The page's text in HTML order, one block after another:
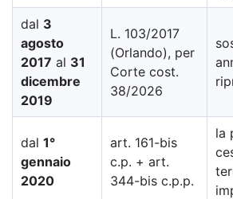
dal 3
agosto
2017 al 31
dicembre
2019
L. 103/2017
(Orlando), per
Corte cost.
38/2026
dal 1°
gennaio
2020
art. 161-bis
c.p. + art.
344-bis c.p.p.
la